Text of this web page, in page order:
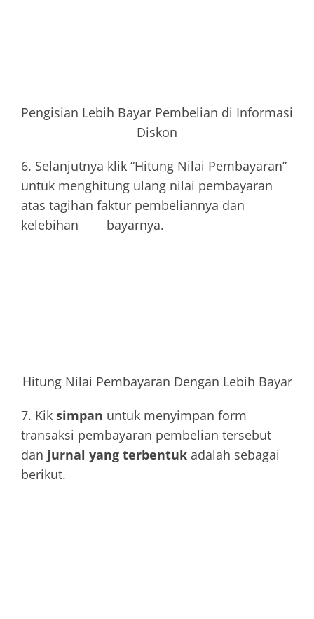
Pengisian Lebih Bayar Pembelian di Informasi
Diskon
6. Selanjutnya klik “Hitung Nilai Pembayaran”
untuk menghitung ulang nilai pembayaran
atas tagihan faktur pembeliannya dan
kelebihan bayarnya.
Hitung Nilai Pembayaran Dengan Lebih Bayar
7. Kik simpan untuk menyimpan form
transaksi pembayaran pembelian tersebut
dan jurnal yang terbentuk adalah sebagai
berikut.